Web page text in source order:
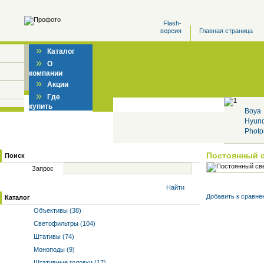
Flash-
версия
Главная страница
» Каталог
» О
компании
» Акции
» Где
купить
Boya
Поиск
Запрос
Найти
Каталог
Объективы (38)
Светофильтры (104)
Штативы (74)
Моноподы (9)
Постоянный
Добавить к